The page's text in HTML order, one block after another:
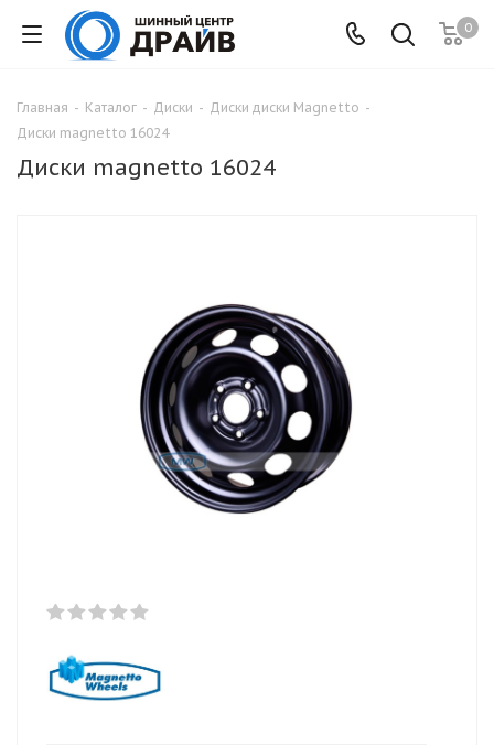
0
Главная - Каталог - Диски - Диски диски Magnetto -
Диски magnetto 16024
Диски magnetto 16024